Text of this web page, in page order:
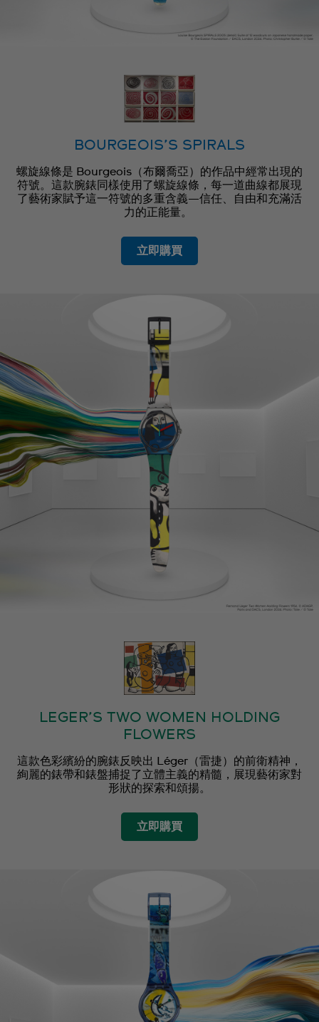
BOURGEOIS’S SPIRALS
螺旋線條是 Bourgeois（布爾喬亞）的作品中經常出現的
符號。這款腕錶同樣使用了螺旋線條，每一道曲線都展現
了藝術家賦予這一符號的多重含義—信任、自由和充滿活
力的正能量。
立即購買
LEGER’S TWO WOMEN HOLDING
FLOWERS
這款色彩繽紛的腕錶反映出 Léger（雷捷）的前衛精神，
絢麗的錶帶和錶盤捕捉了立體主義的精髓，展現藝術家對
形狀的探索和頌揚。
立即購買